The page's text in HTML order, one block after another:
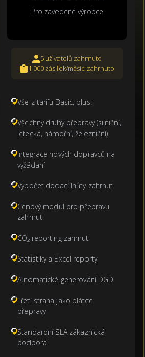
Pro zavedené výrobce
5 uživatelů zahrnuto
1 000 zásilek/měsíc zahrnuto
Vše z tarifu Basic, plus:
Všechny druhy přepravy (silniční,
letecká, námořní, železniční)
Integrace nových dopravců na
vyžádání
Výpočet dodací lhůty zahrnut
Cenový modul pro přepravu
zahrnut
CO₂ reporting zahrnut
Statistiky a Excel reporty
Automatické generování DGD
Třetí strana jako plátce
přepravy
Standardní SLA zákaznická
podpora